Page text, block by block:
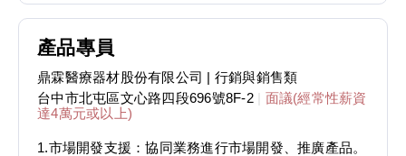
產品專員
鼎霖醫療器材股份有限公司 | 行銷與銷售類
台中市北屯區文心路四段696號8F-2| 面議(經常性薪資
達4萬元或以上)
1.市場開發支援：協同業務進行市場開發、推廣產品。